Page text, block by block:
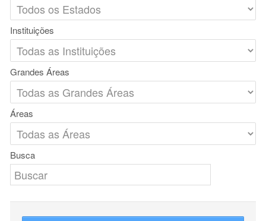
Instituições
Grandes Áreas
Áreas
Busca